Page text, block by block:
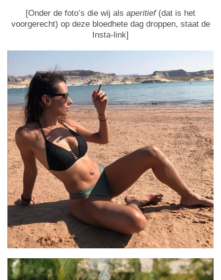
[Onder de foto’s die wij als aperitief(dat is het
voorgerecht) op deze bloedhete dag droppen, staat de
Insta-link]